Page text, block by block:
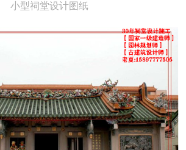
小型祠堂设计图纸